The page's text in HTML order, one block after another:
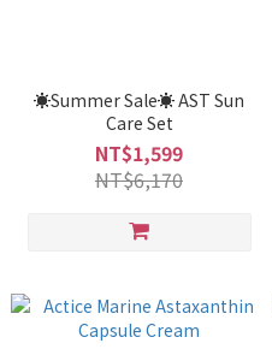
☀️Summer Sale☀️ AST Sun
Care Set
NT$1,599
NT$6,170